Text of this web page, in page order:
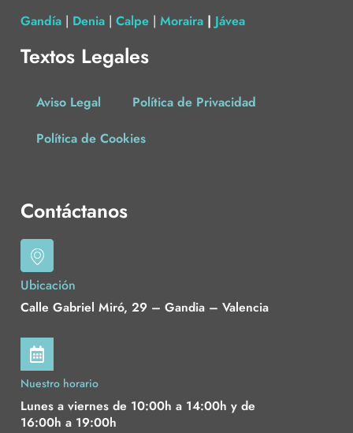
Gandía | Denia | Calpe | Moraira | Jávea
Textos Legales
Aviso Legal
Política de Privacidad
Política de Cookies
Contáctanos
Ubicación
Calle Gabriel Miró, 29 – Gandia – Valencia
Nuestro horario
Lunes a viernes de 10:00h a 14:00h y de
16:00h a 19:00h